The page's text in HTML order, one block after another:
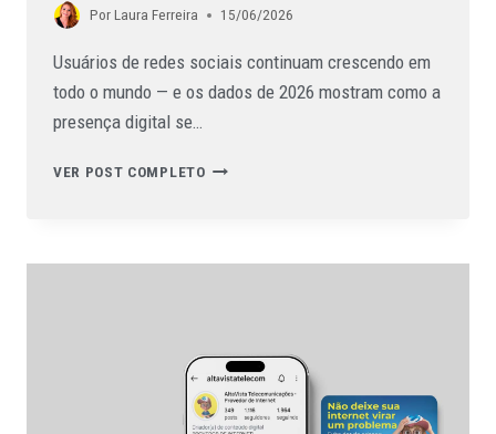
PorLaura Ferreira 15/06/2026
Usuários de redes sociais continuam crescendo em
todo o mundo — e os dados de 2026 mostram como a
presença digital se…
VER POST COMPLETO